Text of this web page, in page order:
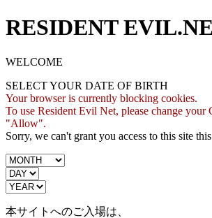
RESIDENT
WELCOME
SELECT YOUR DATE OF BIRTH
Your browser is currently blocking cookies.
To use Resident Evil Net, please change your
"Allow".
Sorry, we can't grant you access to this site
本サイトへのご入場は、